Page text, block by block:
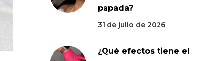
papada?
31 de julio de 2026
¿Qué efectos tiene el